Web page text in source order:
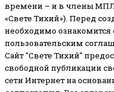
времени – и в члены
«Свете Тихий»). Перед
необходимо
пользовательским
Сайт "Свете Тихий"
свободной публикации
сети Интернет на